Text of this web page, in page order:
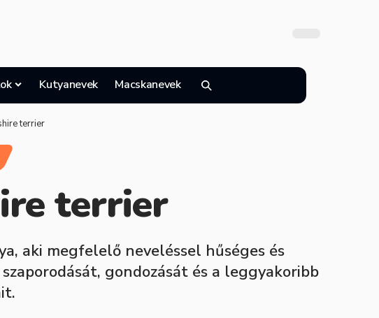
Kutyanevek Macskanevek
terrier
terrier
aki megfelelő neveléssel hűséges és
gondozását és a leggyakoribb